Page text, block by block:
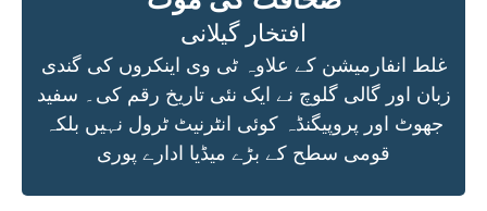
افتخار گیلانی
غلط انفارمیشن کے علاوہ ٹی وی اینکروں کی گندی
زبان اور گالی گلوچ نے ایک نئی تاریخ رقم کی۔ سفید
جھوٹ اور پروپیگنڈہ کوئی انٹرنیٹ ٹرول نہیں بلکہ
قومی سطح کے بڑے میڈیا ادارے پوری